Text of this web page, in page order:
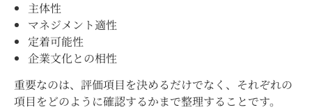
主体性
マネジメント適性
定着可能性
企業文化との相性
重要なのは、評価項目を決めるだけでなく、それぞれの
項目をどのように確認するかまで整理することです。